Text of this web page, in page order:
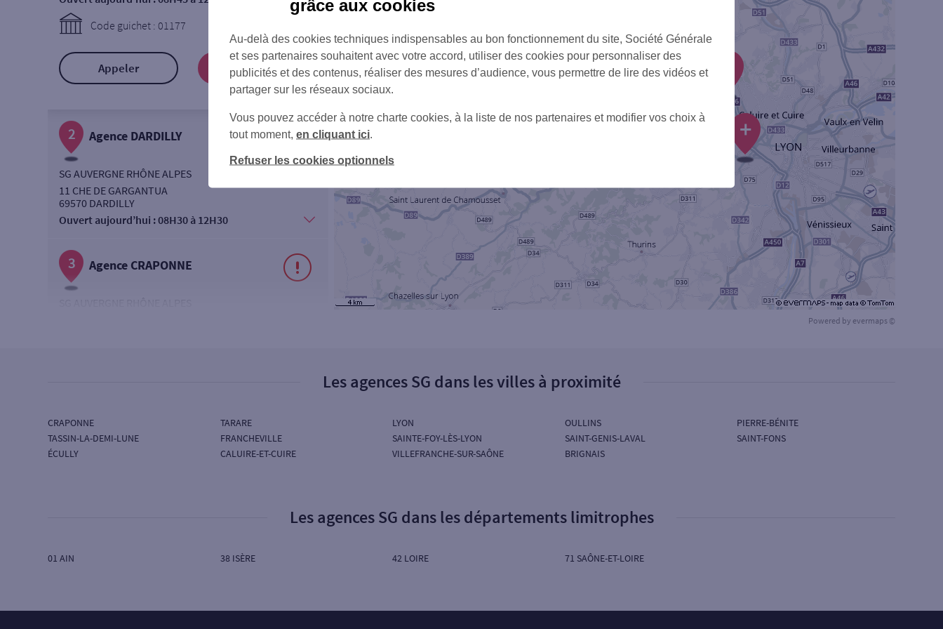
+
1
Code guichet : 01177
Appeler Prendre RDV
2 Agence DARDILLY
SG AUVERGNE RHÔNE ALPES
11 CHE DE GARGANTUA
69570 DARDILLY
Ouvert aujourd’hui :08H30 à 12H30
3 Agence CRAPONNE
SG AUVERGNE RHÔNE ALPES
SG AUVERGNE RHÔNE ALPES
PL DE LA LIBERATION
69130 ECULLY
SG AUVERGNE RHÔNE ALPES
Ouvert aujourd’hui :08H30 à 12H30
Powered by evermaps ©
Les agences SG dans les villes à proximité
CRAPONNE
TASSIN-LA-DEMI-LUNE
ÉCULLY
TARARE
FRANCHEVILLE
CALUIRE-ET-CUIRE
LYON
SAINTE-FOY-LÈS-LYON
VILLEFRANCHE-SUR-SAÔNE
OULLINS
SAINT-GENIS-LAVAL
BRIGNAIS
PIERRE-BÉNITE
SAINT-FONS
Les agences SG dans les départements limitrophes
01 AIN 38 ISÈRE 42 LOIRE 71 SAÔNE-ET-LOIRE
grâce aux cookies
Au-delà des cookies techniques indispensables au bon fonctionnement du site, Société Générale
et ses partenaires souhaitent avec votre accord, utiliser des cookies pour personnaliser des
publicités et des contenus, réaliser des mesures d’audience, vous permettre de lire des vidéos et
partager sur les réseaux sociaux.
Vous pouvez accéder à notre charte cookies, à la liste de nos partenaires et modifier vos choix à
tout moment, en cliquant ici.
Refuser les cookies optionnels